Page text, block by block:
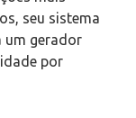
seu sistema
um gerador
por